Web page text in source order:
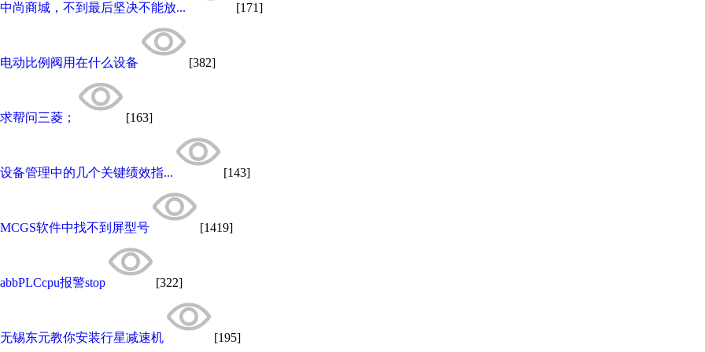
中尚商城，不到最后坚决不能放... [171]
电动比例阀用在什么设备 [382]
求帮问三菱； [163]
设备管理中的几个关键绩效指... [143]
MCGS软件中找不到屏型号 [1419]
abbPLCcpu报警stop [322]
无锡东元教你安装行星减速机 [195]